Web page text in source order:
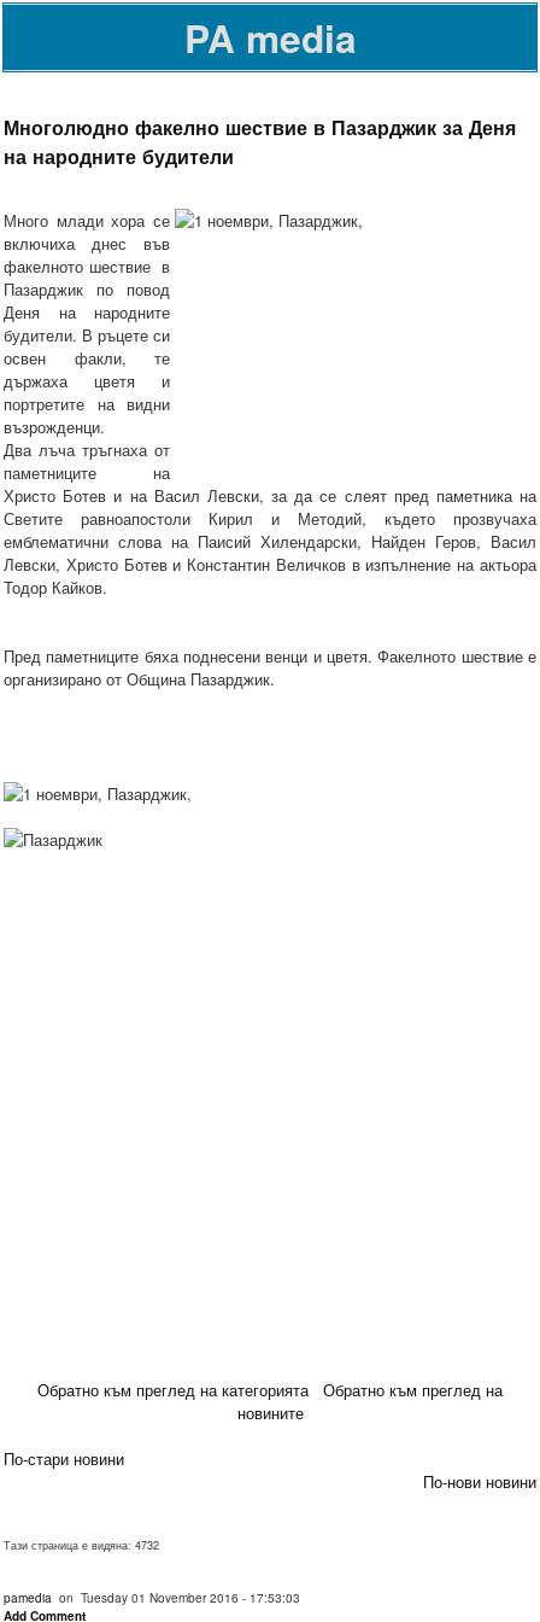
PA media
Многолюдно факелно шествие в Пазарджик за Деня
на народните будители
Много млади хора се
включиха днес във
факелното шествие в
Пазарджик по повод
Деня на народните
будители. В ръцете си
освен факли, те
държаха цветя и
портретите на видни
възрожденци.
Два лъча тръгнаха от
паметниците на
Христо Ботев и на Васил Левски, за да се слеят пред паметника на
Светите равноапостоли Кирил и Методий, където прозвучаха
емблематични слова на Паисий Хилендарски, Найден Геров, Васил
Левски, Христо Ботев и Константин Величков в изпълнение на актьора
Тодор Кайков.
Пред паметниците бяха поднесени венци и цветя. Факелното шествие е
организирано от Община Пазарджик.
Обратно към преглед на категорията
Обратно към преглед на
новините
По-стари новини
По-нови новини
Тази страница е видяна: 4732
pamedia on Tuesday 01 November 2016 - 17:53:03
Add Comment